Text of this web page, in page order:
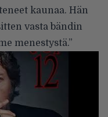
kaunaa. Hän
vasta bändin
menestystä.”